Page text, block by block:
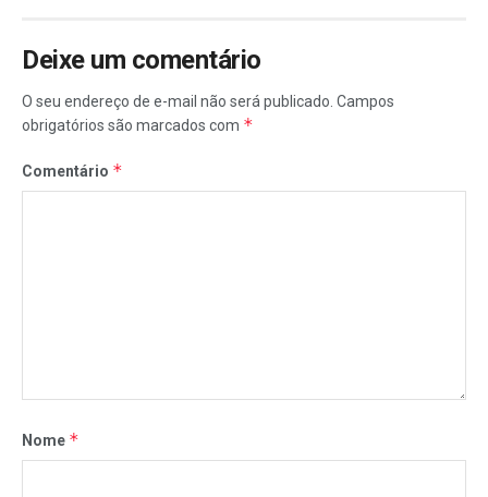
Deixe um comentário
O seu endereço de e-mail não será publicado. Campos
obrigatórios são marcados com *
Comentário *
Nome *